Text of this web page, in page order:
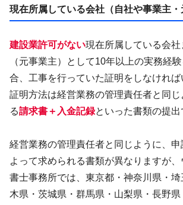
現在所属している会社（自社や事業主・
建設業許可がない現在所属している会
（元事業主）として10年以上の実務経
合、工事を行っていた証明をしなけれ
証明方法は経営業務の管理責任者と同
る請求書＋入金記録といった書類の提出
経営業務の管理責任者と同じように、
よって求められる書類が異なりますが
書士事務所では、東京都・神奈川県・
木県・茨城県・群馬県・山梨県・長野